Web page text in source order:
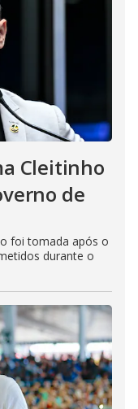
Cleitinho
de
foi tomada após o
durante o